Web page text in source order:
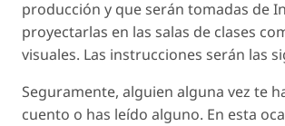
producción y que serán tomadas de
proyectarlas en las salas de clases
visuales. Las instrucciones serán las
Seguramente, alguien alguna vez te
cuento o has leído alguno. En esta